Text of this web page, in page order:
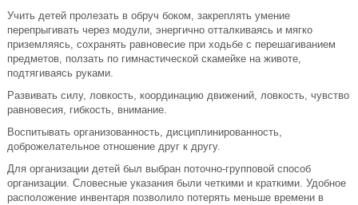
Учить детей пролезать в обруч боком, закреплять умение
перепрыгивать через модули, энергично отталкиваясь и мягко
приземляясь, сохранять равновесие при ходьбе с перешагиванием
предметов, ползать по гимнастической скамейке на животе,
подтягиваясь руками.
Развивать силу, ловкость, координацию движений, ловкость, чувство
равновесия, гибкость, внимание.
Воспитывать организованность, дисциплинированность,
доброжелательное отношение друг к другу.
Для организации детей был выбран поточно-групповой способ
организации. Словесные указания были четкими и краткими. Удобное
расположение инвентаря позволило потерять меньше времени в